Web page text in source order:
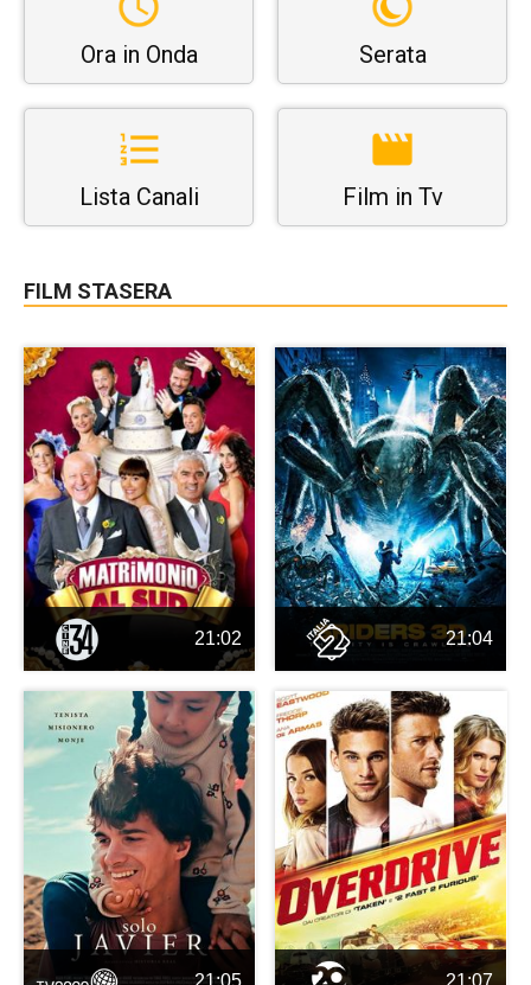
Ora in Onda Serata
Lista Canali Film in Tv
FILM STASERA
21:02 21:04
21:05 21:07